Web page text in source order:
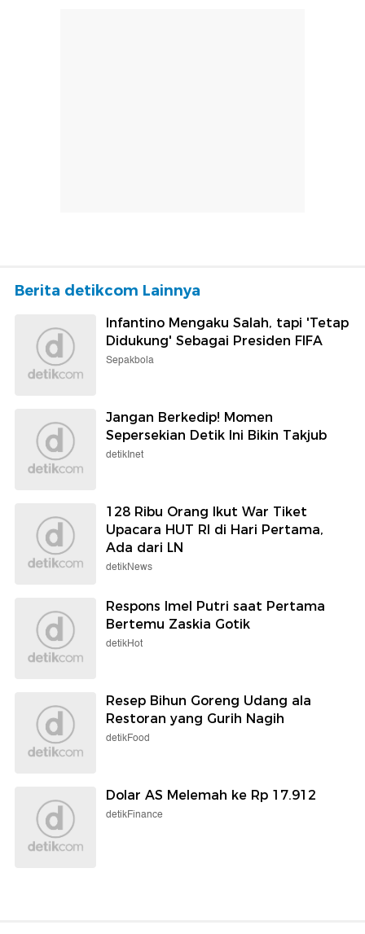
Berita detikcom Lainnya
Infantino Mengaku Salah, tapi 'Tetap
Didukung' Sebagai Presiden FIFA
Sepakbola
Jangan Berkedip! Momen
Sepersekian Detik Ini Bikin Takjub
detikInet
128 Ribu Orang Ikut War Tiket
Upacara HUT RI di Hari Pertama,
Ada dari LN
detikNews
Respons Imel Putri saat Pertama
Bertemu Zaskia Gotik
detikHot
Resep Bihun Goreng Udang ala
Restoran yang Gurih Nagih
detikFood
Dolar AS Melemah ke Rp 17.912
detikFinance